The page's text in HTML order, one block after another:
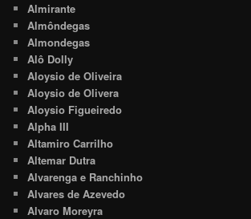
Almirante
Almôndegas
Almondegas
Alô Dolly
Aloysio de Oliveira
Aloysio de Olivera
Aloysio Figueiredo
Alpha III
Altamiro Carrilho
Altemar Dutra
Alvarenga e Ranchinho
Alvares de Azevedo
Alvaro Moreyra